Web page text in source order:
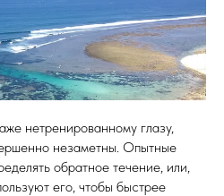
нетренированному глазу,
незаметны. Опытные
обратное течение, или,
его, чтобы быстрее